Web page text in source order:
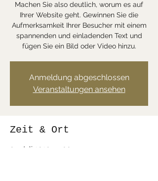
Machen Sie also deutlich, worum es auf
Ihrer Website geht. Gewinnen Sie die
Aufmerksamkeit Ihrer Besucher mit einem
spannenden und einladenden Text und
fügen Sie ein Bild oder Video hinzu.
Anmeldung abgeschlossen
Veranstaltungen ansehen
Zeit & Ort
04. Juli 2020, 15:00